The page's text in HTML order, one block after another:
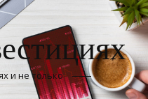
и не только